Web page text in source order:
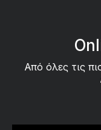
Από όλες τις